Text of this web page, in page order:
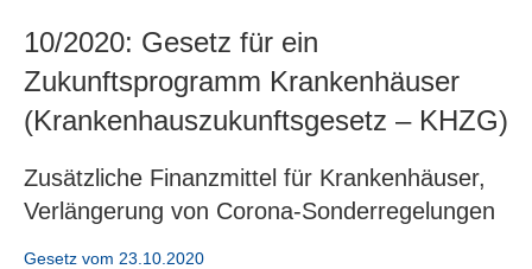
10/2020: Gesetz für ein
Zukunftsprogramm Krankenhäuser
(Krankenhauszukunftsgesetz – KHZG)
Zusätzliche Finanzmittel für Krankenhäuser,
Verlängerung von Corona-Sonderregelungen
Gesetz vom 23.10.2020